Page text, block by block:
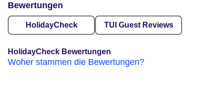
Bewertungen
HolidayCheck TUI Guest Reviews
HolidayCheck Bewertungen
Woher stammen die Bewertungen?